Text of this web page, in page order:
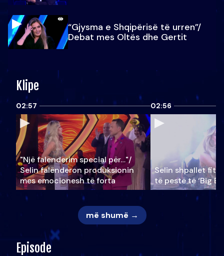
“Gjysma e Shqipërisë të urren”/
Debat mes Oltës dhe Gertit
Klipe
02:57
"Një falenderim special për…"/
Selin falënderon produksionin
mes emocionesh të forta
02:56
Selin shpallet
të pestë të ‘Big
më shumë →
Episode